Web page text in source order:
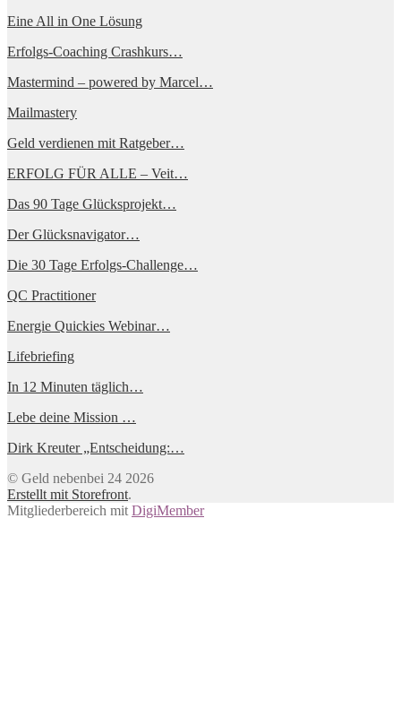
Eine All in One Lösung
Erfolgs-Coaching Crashkurs…
Mastermind – powered by Marcel…
Mailmastery
Geld verdienen mit Ratgeber…
ERFOLG FÜR ALLE – Veit…
Das 90 Tage Glücksprojekt…
Der Glücksnavigator…
Die 30 Tage Erfolgs-Challenge…
QC Practitioner
Energie Quickies Webinar…
Lifebriefing
In 12 Minuten täglich…
Lebe deine Mission …
Dirk Kreuter „Entscheidung:…
© Geld nebenbei 24 2026
Erstellt mit Storefront.
Mitgliederbereich mit DigiMember